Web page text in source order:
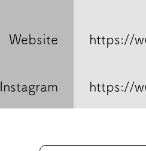
Website https://
Instagram https://